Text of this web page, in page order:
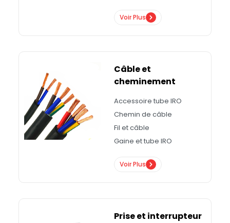
Voir Plus
Câble et
cheminement
Accessoire tube IRO
Chemin de câble
Fil et câble
Gaine et tube IRO
Voir Plus
Prise et interrupteur